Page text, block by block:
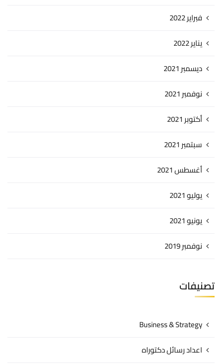
فبراير 2022
يناير 2022
ديسمبر 2021
نوفمبر 2021
أكتوبر 2021
سبتمبر 2021
أغسطس 2021
يوليو 2021
يونيو 2021
نوفمبر 2019
تصنيفات
Business & Strategy
اعداد رسائل دكتوراه